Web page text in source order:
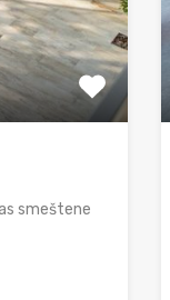
smeštene